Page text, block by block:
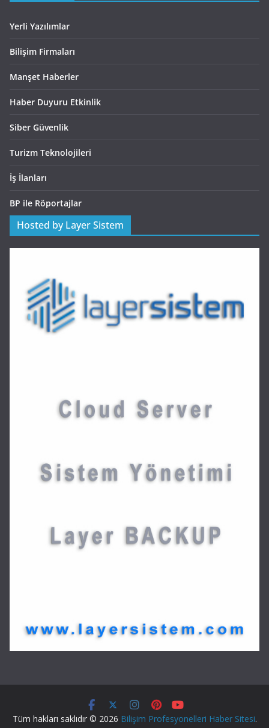
Yerli Yazılımlar
Bilişim Firmaları
Manşet Haberler
Haber Duyuru Etkinlik
Siber Güvenlik
Turizm Teknolojileri
İş İlanları
BP ile Röportajlar
Hosted by Layer Sistem
Tüm hakları saklıdır © 2026 Bilişim Profesyonelleri Haber Sitesi.